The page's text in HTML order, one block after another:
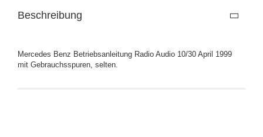
Beschreibung
Mercedes Benz Betriebsanleitung Radio Audio 10/30 April 1999
mit Gebrauchsspuren, selten.